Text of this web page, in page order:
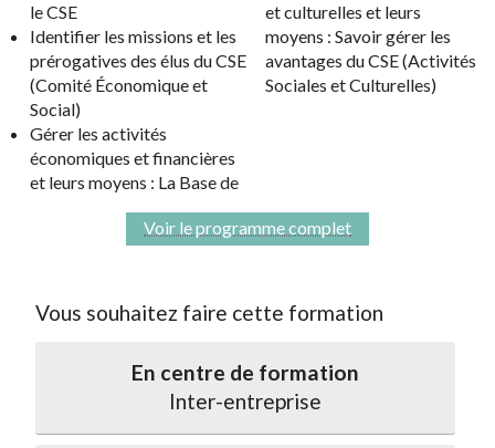
le CSE
Identifier les missions et les
prérogatives des élus du CSE
(Comité Économique et
Social)
Gérer les activités
économiques et financières
et leurs moyens : La Base de
et culturelles et leurs
moyens : Savoir gérer les
avantages du CSE (Activités
Sociales et Culturelles)
Voir le programme complet
Vous souhaitez faire cette formation
En centre de formation
Inter-entreprise